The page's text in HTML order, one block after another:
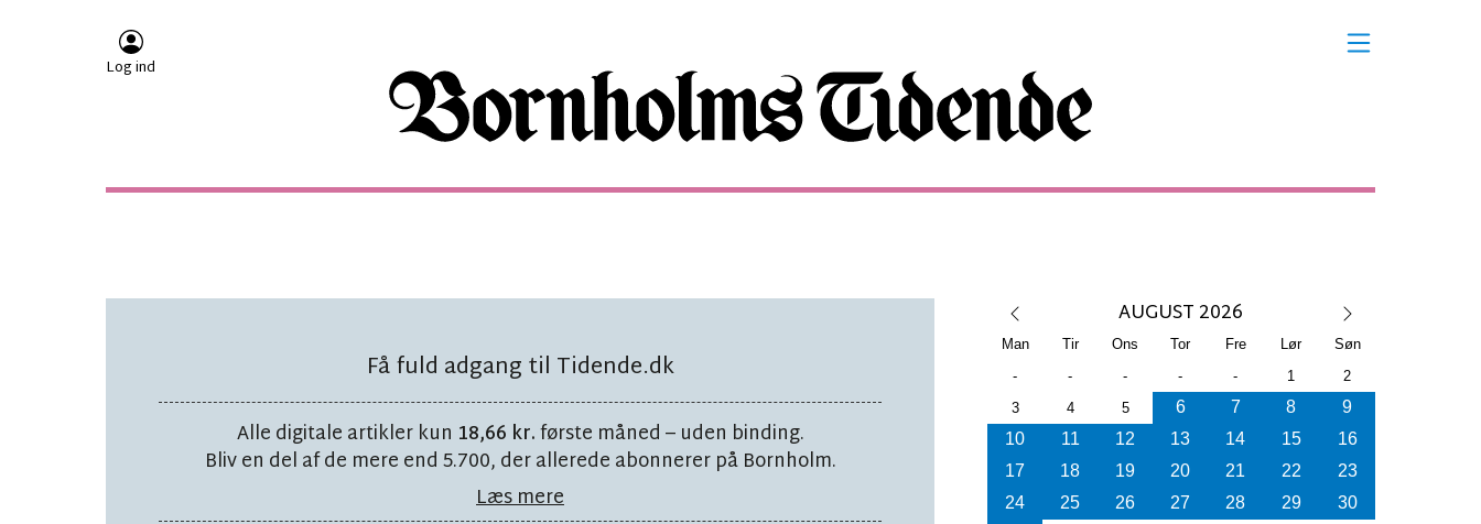
Log ind
Få fuld adgang til Tidende.dk
Alle digitale artikler kun 18,66 kr.første måned – uden binding.
Bliv en del af de mere end 5.700, der allerede abonnerer på Bornholm.
Læs mere
AUGUST 2026
Man Tir Ons Tor Fre Lør
Søn
-
- - - - 1
2
3
4 5 6 7 8
9
10
11 12 13 14 15
16
17
18 19 20 21 22
23
24
25 26 27 28 29
30